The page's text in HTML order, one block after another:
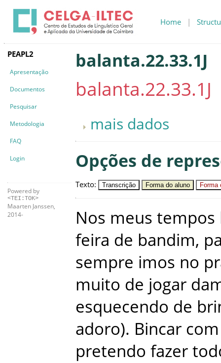
Home |
PEAPL2
Apresentação
Documentos
Pesquisar
Metodologia
FAQ
Login
Powered by
<TEI:TOK>
Maarten Janssen,
2014-
balanta.22.33.1J
balanta.22.33.1J
mais dados
Opções de
Texto: Transcrição Forma do aluno Forma
Nos meus tempos
feira de bandim,
sempre imos no
muito de jogar
esquecendo de
adoro). Bincar com
pretendo fazer